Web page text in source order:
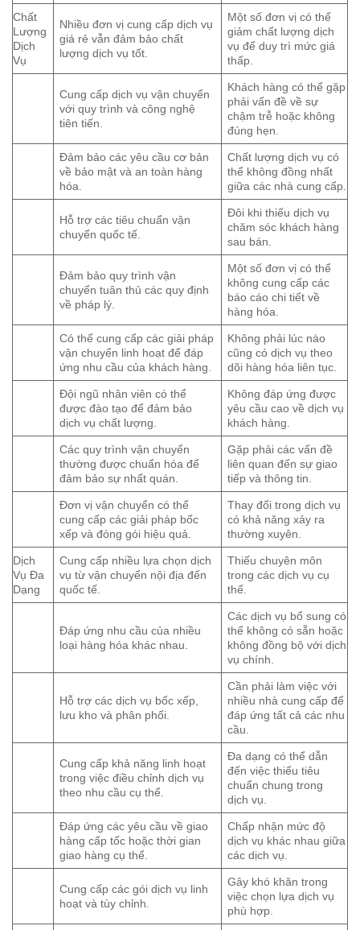
Chất
Lượng
Dịch
Vụ
Nhiều đơn vị cung cấp dịch vụ
giá rẻ vẫn đảm bảo chất
lượng dịch vụ tốt.
Một số đơn vị có thể
giảm chất lượng dịch
vụ để duy trì mức giá
thấp.
Cung cấp dịch vụ vận chuyển
với quy trình và công nghệ
tiên tiến.
Khách hàng có thể gặp
phải vấn đề về sự
chậm trễ hoặc không
đúng hẹn.
Đảm bảo các yêu cầu cơ bản
về bảo mật và an toàn hàng
hóa.
Chất lượng dịch vụ có
thể không đồng nhất
giữa các nhà cung cấp.
Hỗ trợ các tiêu chuẩn vận
chuyển quốc tế.
Đôi khi thiếu dịch vụ
chăm sóc khách hàng
sau bán.
Đảm bảo quy trình vận
chuyển tuân thủ các quy định
về pháp lý.
Một số đơn vị có thể
không cung cấp các
báo cáo chi tiết về
hàng hóa.
Có thể cung cấp các giải pháp
vận chuyển linh hoạt để đáp
ứng nhu cầu của khách hàng.
Không phải lúc nào
cũng có dịch vụ theo
dõi hàng hóa liên tục.
Đội ngũ nhân viên có thể
được đào tạo để đảm bảo
dịch vụ chất lượng.
Không đáp ứng được
yêu cầu cao về dịch vụ
khách hàng.
Các quy trình vận chuyển
thường được chuẩn hóa để
đảm bảo sự nhất quán.
Gặp phải các vấn đề
liên quan đến sự giao
tiếp và thông tin.
Đơn vị vận chuyển có thể
cung cấp các giải pháp bốc
xếp và đóng gói hiệu quả.
Thay đổi trong dịch vụ
có khả năng xảy ra
thường xuyên.
Dịch
Vụ Đa
Dạng
Cung cấp nhiều lựa chọn dịch
vụ từ vận chuyển nội địa đến
quốc tế.
Thiếu chuyên môn
trong các dịch vụ cụ
thể.
Đáp ứng nhu cầu của nhiều
loại hàng hóa khác nhau.
Các dịch vụ bổ sung có
thể không có sẵn hoặc
không đồng bộ với dịch
vụ chính.
Hỗ trợ các dịch vụ bốc xếp,
lưu kho và phân phối.
Cần phải làm việc với
nhiều nhà cung cấp để
đáp ứng tất cả các nhu
cầu.
Cung cấp khả năng linh hoạt
trong việc điều chỉnh dịch vụ
theo nhu cầu cụ thể.
Đa dạng có thể dẫn
đến việc thiếu tiêu
chuẩn chung trong
dịch vụ.
Đáp ứng các yêu cầu về giao
hàng cấp tốc hoặc thời gian
giao hàng cụ thể.
Chấp nhận mức độ
dịch vụ khác nhau giữa
các dịch vụ.
Cung cấp các gói dịch vụ linh
hoạt và tùy chỉnh.
Gây khó khăn trong
việc chọn lựa dịch vụ
phù hợp.